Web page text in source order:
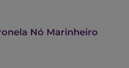
Nó Marinheiro